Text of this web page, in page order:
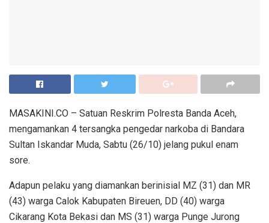
MASAKINI.CO – Satuan Reskrim Polresta Banda Aceh,
mengamankan 4 tersangka pengedar narkoba di Bandara
Sultan Iskandar Muda, Sabtu (26/10) jelang pukul enam
sore.
Adapun pelaku yang diamankan berinisial MZ (31) dan MR
(43) warga Calok Kabupaten Bireuen, DD (40) warga
Cikarang Kota Bekasi dan MS (31) warga Punge Jurong